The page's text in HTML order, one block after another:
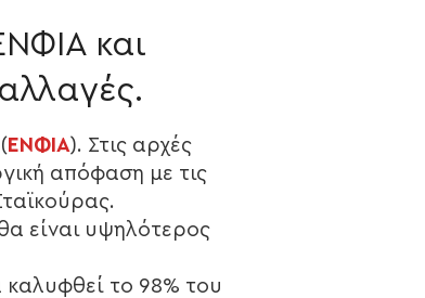
και
ΕΝΦΙΑ). Στις αρχές
απόφαση με τις
είναι υψηλότερος
το 98% του